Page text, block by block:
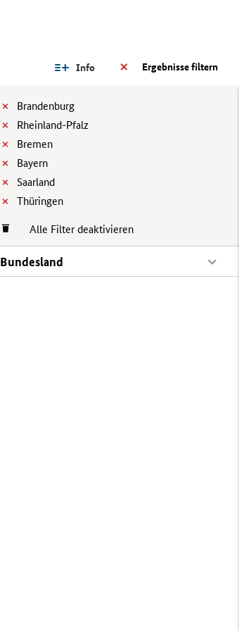
Ergebnisse filtern
Info
Brandenburg
Rheinland-Pfalz
Bremen
Bayern
Saarland
Thüringen
Alle Filter deaktivieren
Bundesland